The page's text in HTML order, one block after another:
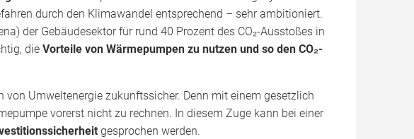
durch den Klimawandel entsprechend – sehr ambitioniert.
der Gebäudesektor für rund 40 Prozent des CO₂-Ausstoßes in
die Vorteile von Wärmepumpen zu nutzen und so den CO₂-
Umweltenergie zukunftssicher. Denn mit einem gesetzlich
vorerst nicht zu rechnen. In diesem Zuge kann bei einer
gesprochen werden.